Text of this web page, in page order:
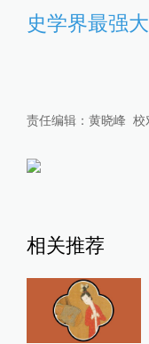
史学界最强大
责任编辑： 黄晓峰 校
相关推荐